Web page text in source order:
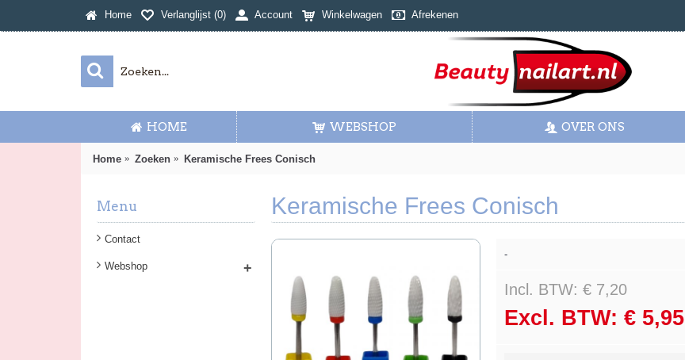
Home Verlanglijst (0) Account Winkelwagen Afrekenen
HOME WEBSHOP OVER ONS
Home Zoeken Keramische Frees Conisch
Menu
Contact
Webshop +
Keramische Frees Conisch
-
Incl. BTW: € 7,20
Excl. BTW: € 5,95